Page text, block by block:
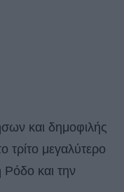
και δημοφιλής
τρίτο μεγαλύτερο
Ρόδο και την